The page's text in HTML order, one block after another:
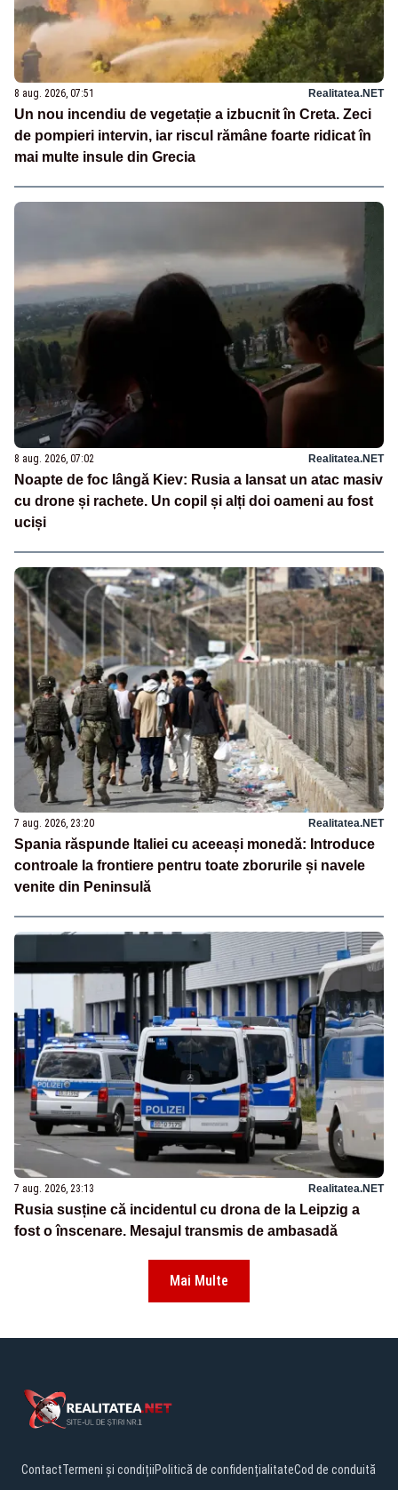
8 aug. 2026, 07:51 Realitatea.NET
Un nou incendiu de vegetație a izbucnit în Creta. Zeci
de pompieri intervin, iar riscul rămâne foarte ridicat în
mai multe insule din Grecia
8 aug. 2026, 07:02 Realitatea.NET
Noapte de foc lângă Kiev: Rusia a lansat un atac masiv
cu drone și rachete. Un copil și alți doi oameni au fost
uciși
7 aug. 2026, 23:20 Realitatea.NET
Spania răspunde Italiei cu aceeași monedă: Introduce
controale la frontiere pentru toate zborurile și navele
venite din Peninsulă
7 aug. 2026, 23:13 Realitatea.NET
Rusia susține că incidentul cu drona de la Leipzig a
fost o înscenare. Mesajul transmis de ambasadă
Mai Multe
ContactTermeni și condițiiPolitică de confidențialitateCod de conduită